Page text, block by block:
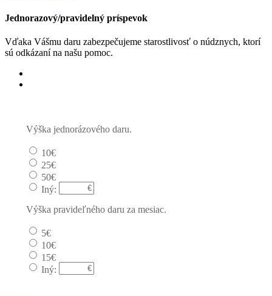
Jednorazový/pravidelný príspevok
Vďaka Vášmu daru zabezpečujeme starostlivosť o núdznych, ktorí
sú odkázaní na našu pomoc.
Výška jednorázového daru.
10€
25€
50€
Iný:
Výška pravideľného daru za mesiac.
5€
10€
15€
Iný: